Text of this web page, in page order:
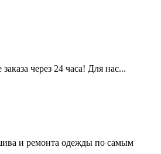
через 24 часа! Для нас...
и ремонта одежды по самым